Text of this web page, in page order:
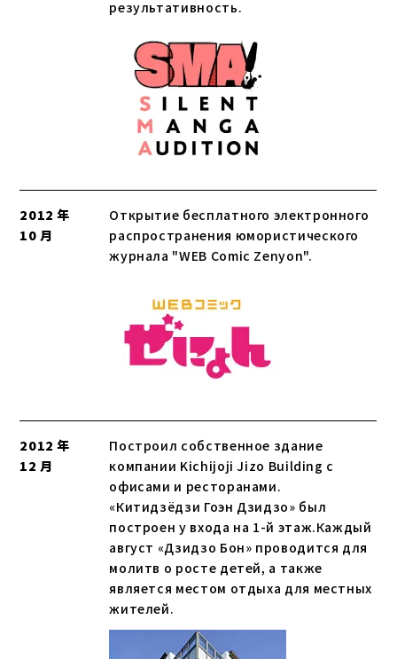
результативность.
2012 年
10 月
Открытие бесплатного электронного
распространения юмористического
журнала "WEB Comic Zenyon".
2012 年
12 月
Построил собственное здание
компании Kichijoji Jizo Building с
офисами и ресторанами.
«Китидзёдзи Гоэн Дзидзо» был
построен у входа на 1-й этаж.Каждый
август «Дзидзо Бон» проводится для
молитв о росте детей, а также
является местом отдыха для местных
жителей.